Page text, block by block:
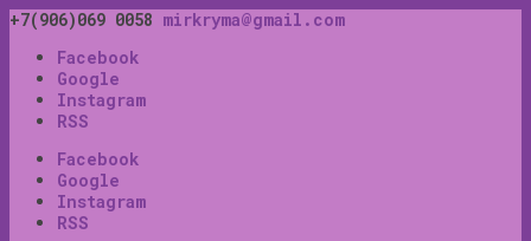
+7(906)069 0058 mirkryma@gmail.com
Facebook
Google
Instagram
RSS
Facebook
Google
Instagram
RSS